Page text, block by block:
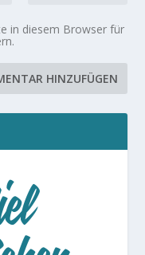
in diesem Browser für